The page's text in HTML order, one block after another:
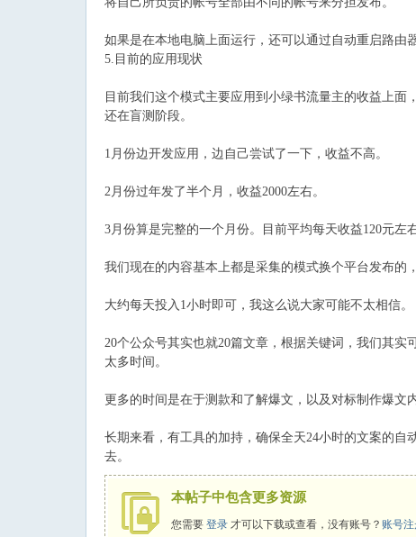
如果是在本地电脑上面运行，还可以通过自动重启路由
5.目前的应用现状
目前我们这个模式主要应用到小绿书流量主的收益上面
还在盲测阶段。
1月份边开发应用，边自己尝试了一下，收益不高。
2月份过年发了半个月，收益2000左右。
3月份算是完整的一个月份。目前平均每天收益120元左
我们现在的内容基本上都是采集的模式换个平台发布的
大约每天投入1小时即可，我这么说大家可能不太相信。
20个公众号其实也就20篇文章，根据关键词，我们其
太多时间。
更多的时间是在于测款和了解爆文，以及对标制作爆文
长期来看，有工具的加持，确保全天24小时的文案的
去。
本帖子中包含更多资源
您需要 登录 才可以下载或查看，没有账号？ 账号